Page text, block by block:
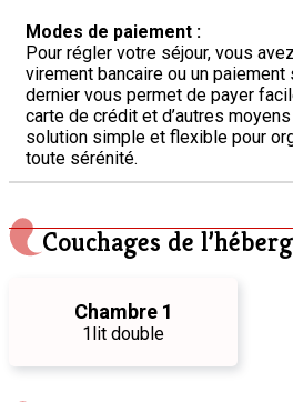
Modes de paiement :
Pour régler votre séjour, vous
virement bancaire ou un
dernier vous permet de payer
carte de crédit et d’autres
solution simple et flexible pour
toute sérénité.
Couchages de
Chambre 1
1lit double